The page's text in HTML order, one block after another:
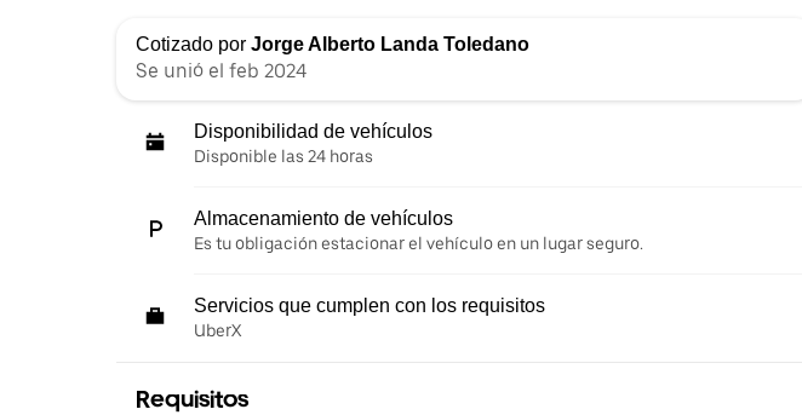
Cotizado por Jorge Alberto Landa Toledano
Se unió el feb 2024
Disponibilidad de vehículos
Disponible las 24 horas
Almacenamiento de vehículos
Es tu obligación estacionar el vehículo en un lugar seguro.
Servicios que cumplen con los requisitos
UberX
Requisitos